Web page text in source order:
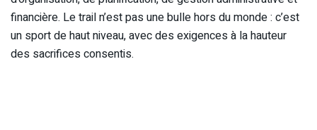
financière. Le trail n’est pas une bulle hors du monde : c’est
un sport de haut niveau, avec des exigences à la hauteur
des sacrifices consentis.